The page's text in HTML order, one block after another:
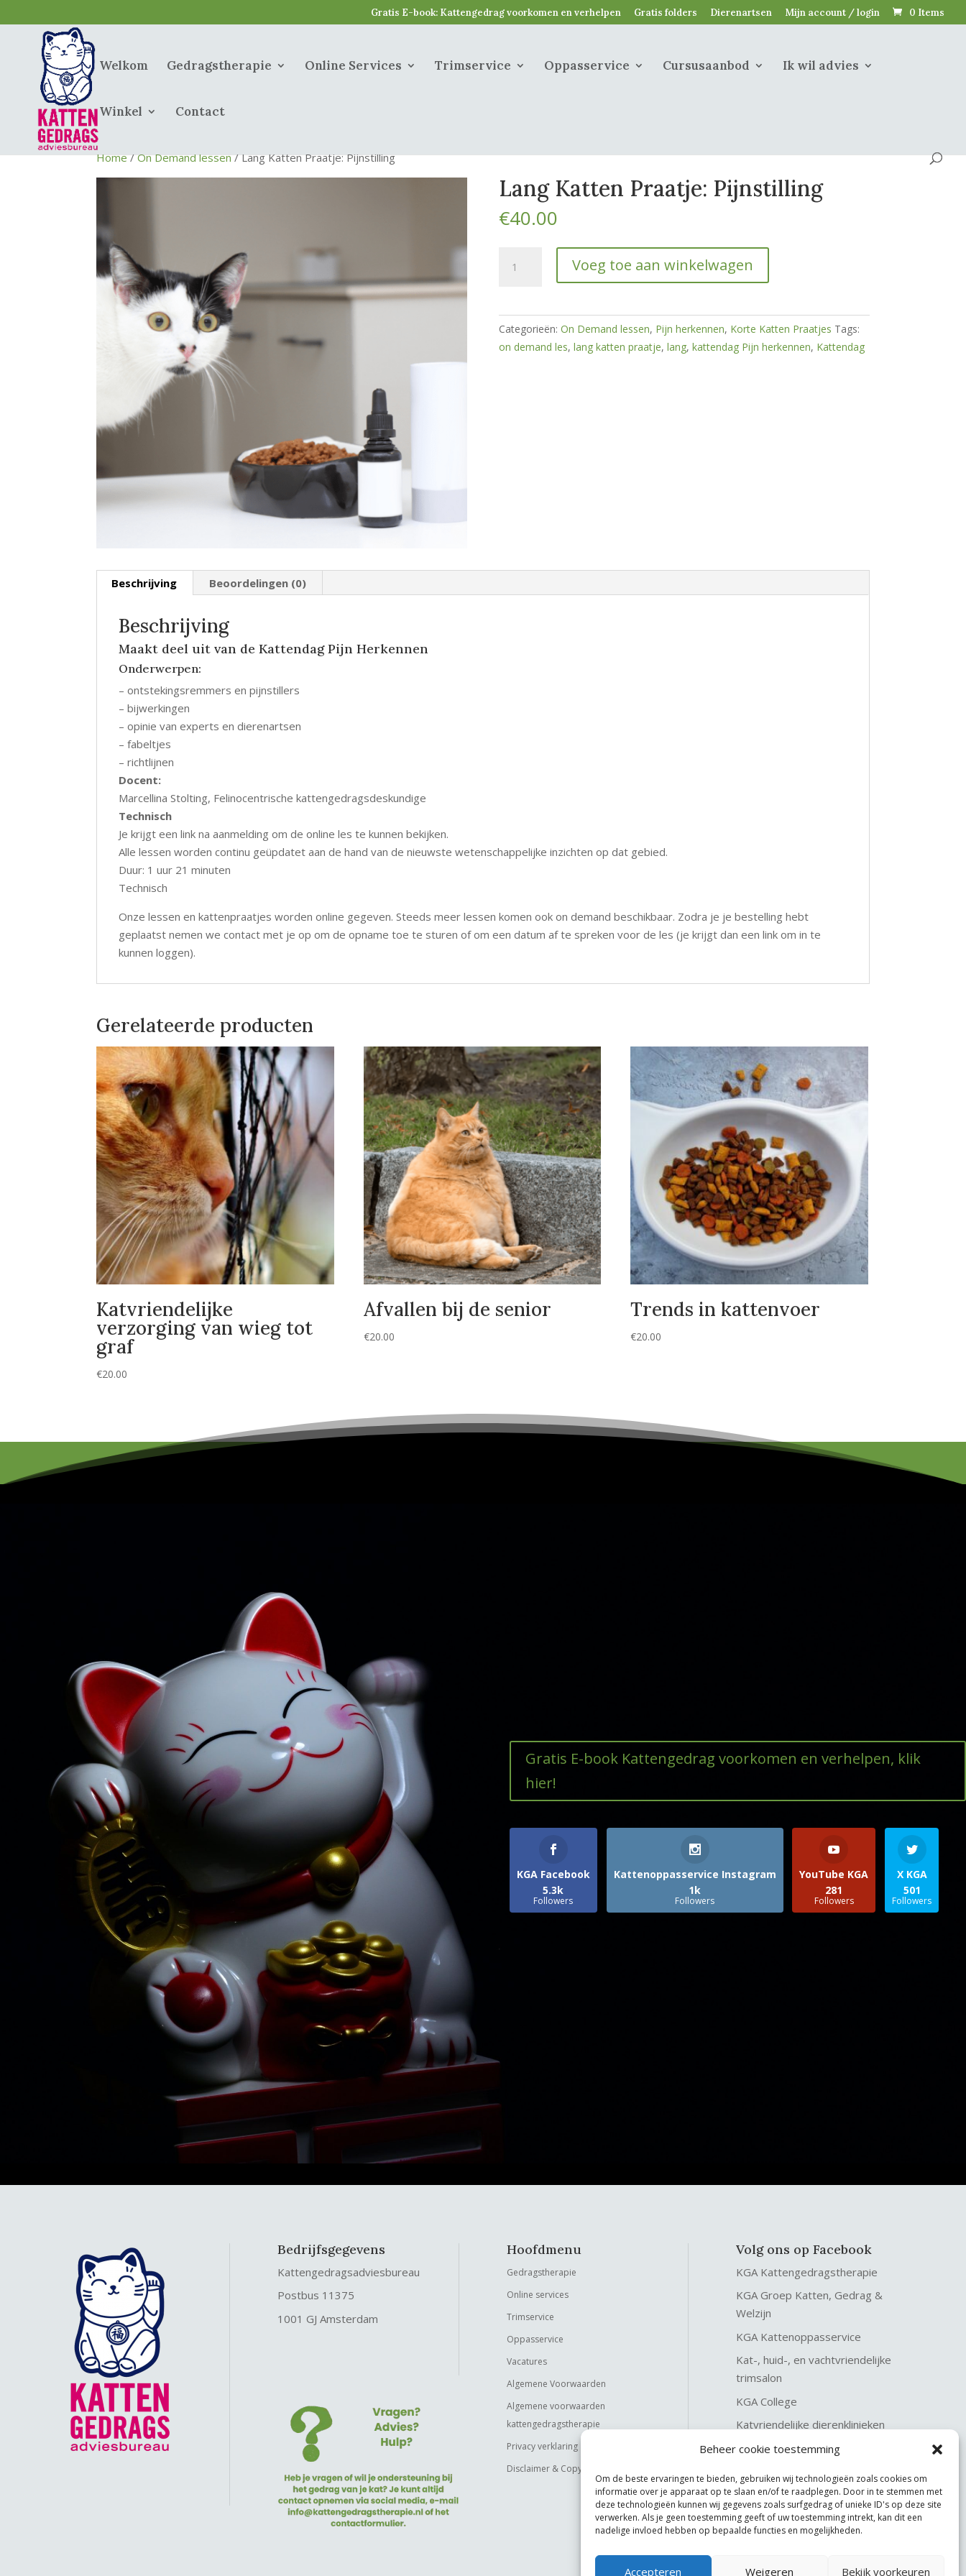
Beheer cookie toestemming
Om de beste ervaringen te bieden, gebruiken wij technologieën zoals cookies om
informatie over je apparaat op te slaan en/of te raadplegen. Door in te stemmen met
deze technologieën kunnen wij gegevens zoals surfgedrag of unieke ID's op deze site
verwerken. Als je geen toestemming geeft of uw toestemming intrekt, kan dit een
nadelige invloed hebben op bepaalde functies en mogelijkheden.
Accepteren Weigeren Bekijk voorkeuren
Gratis E-book: Kattengedrag voorkomen en verhelpen Gratis folders Dierenartsen Mijn account / login 0 Items
Welkom Gedragstherapie Online Services Trimservice Oppasservice Cursusaanbod Ik wil advies
Winkel Contact
Home/On Demand lessen/ Lang Katten Praatje: Pijnstilling
Lang Katten Praatje: Pijnstilling
€40.00
Katten
hoeveelheid
Voeg toe aan winkelwagen
Categorieën: On Demand lessen, Pijn herkennen, Korte Katten Praatjes Tags:
on demand les, lang katten praatje, lang, kattendag Pijn herkennen, Kattendag
Beschrijving Beoordelingen (0)
Beschrijving
Maakt deel uit van de Kattendag Pijn Herkennen
Onderwerpen:
– ontstekingsremmers en pijnstillers
– bijwerkingen
– opinie van experts en dierenartsen
– fabeltjes
– richtlijnen
Docent:
Marcellina Stolting, Felinocentrische kattengedragsdeskundige
Technisch
Je krijgt een link na aanmelding om de online les te kunnen bekijken.
Alle lessen worden continu geüpdatet aan de hand van de nieuwste wetenschappelijke inzichten op dat gebied.
Duur: 1 uur 21 minuten
Technisch
Onze lessen en kattenpraatjes worden online gegeven. Steeds meer lessen komen ook on demand beschikbaar. Zodra je je bestelling hebt
geplaatst nemen we contact met je op om de opname toe te sturen of om een datum af te spreken voor de les (je krijgt dan een link om in te
kunnen loggen).
Gerelateerde producten
Katvriendelijke
verzorging van wieg tot
graf
€20.00
Afvallen bij de senior
€20.00
Trends in kattenvoer
€20.00
Gratis E-book Kattengedrag voorkomen en verhelpen, klik
hier!
KGA Facebook
5.3k
Followers
Kattenoppasservice Instagram
1k
Followers
YouTube KGA
281
Followers
X KGA
501
Followers
Bedrijfsgegevens
Kattengedragsadviesbureau
Postbus 11375
1001 GJ Amsterdam
Hoofdmenu
Gedragstherapie
Online services
Trimservice
Oppasservice
Vacatures
Algemene Voorwaarden
Algemene voorwaarden
kattengedragstherapie
Privacy verklaring
Disclaimer & Copyright
Volg ons op Facebook
KGA Kattengedragstherapie
KGA Groep Katten, Gedrag &
Welzijn
KGA Kattenoppasservice
Kat-, huid-, en vachtvriendelijke
trimsalon
KGA College
Katvriendelijke dierenklinieken
KGA Katteninterieurservice